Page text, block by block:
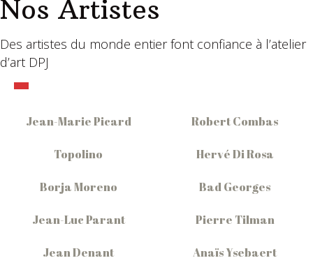
Nos Artistes
Des artistes du monde entier font confiance à l’atelier
d’art DPJ
Jean-Marie Picard Robert Combas
Topolino Hervé Di Rosa
Borja Moreno Bad Georges
Jean-Luc Parant Pierre Tilman
Jean Denant Anaïs Ysebaert